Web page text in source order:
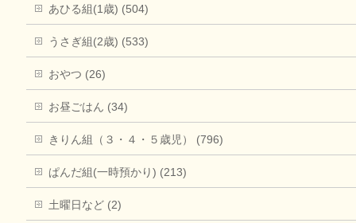
あひる組(1歳) (504)
うさぎ組(2歳) (533)
おやつ (26)
お昼ごはん (34)
きりん組（３・４・５歳児） (796)
ぱんだ組(一時預かり) (213)
土曜日など (2)